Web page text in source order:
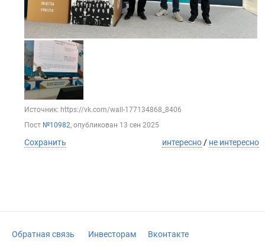
Источник: https://vk.com/wall-177134868_8406
Пост №10982, опубликован 13 сен 2025
Сохранить интересно / не интересно
Обратная связь Инвесторам
Вконтакте